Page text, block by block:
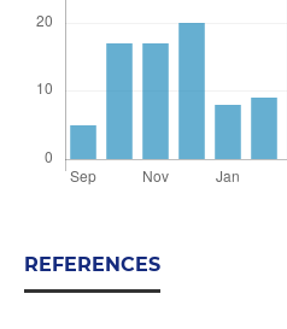
REFERENCES